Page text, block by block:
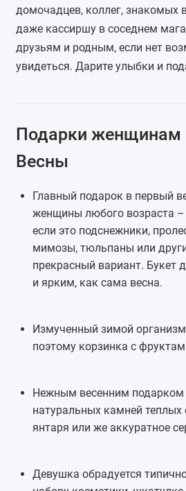
домочадцев, коллег, знакомых
даже кассиршу в соседнем
друзьям и родным, если нет
увидеться. Дарите улыбки и
Подарки женщинам
Весны
Главный подарок в первый
женщины любого возраста
если это подснежники,
мимозы, тюльпаны или
прекрасный вариант. Букет
и ярким, как сама весна.
Измученный зимой
поэтому корзинка с
Нежным весенним подарком
натуральных камней теплых
янтаря или же аккуратное
Девушка обрадуется